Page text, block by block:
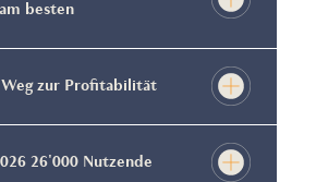
besten
zur Profitabilität
26'000 Nutzende